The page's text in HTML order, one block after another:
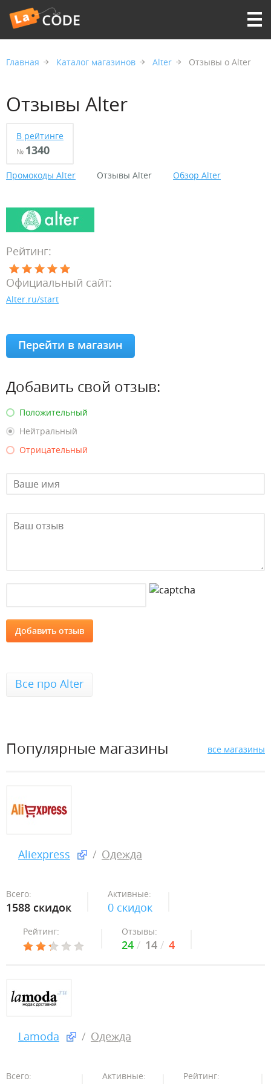
Главная Каталог магазинов Alter Отзывы о Alter
Отзывы Alter
В рейтинге
№ 1340
Промокоды Alter Отзывы Alter Обзор Alter
Рейтинг:
Официальный сайт:
Alter.ru/start
Перейти в магазин
Добавить свой отзыв:
Положительный
Нейтральный
Отрицательный
Все про Alter
Популярные магазины все магазины
Aliexpress Одежда
Всего:
1588 скидок
Активные:
0 скидок
Рейтинг: Отзывы:
24 14 4
Lamoda Одежда
Всего: Активные: Рейтинг: